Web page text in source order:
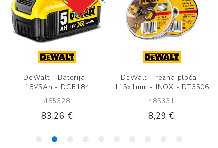
DeWalt - Baterija -
18V5Ah - DCB184
485328
83,26 €
DeWalt - rezna ploča -
115x1mm - INOX - DT3506
485331
8,29 €